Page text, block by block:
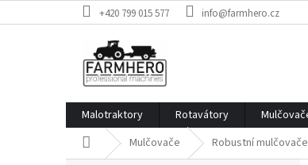
na
+420 799 015 577 info@farmhero.cz
Malotraktory Rotavátory
Domů Mulčovače Robustní